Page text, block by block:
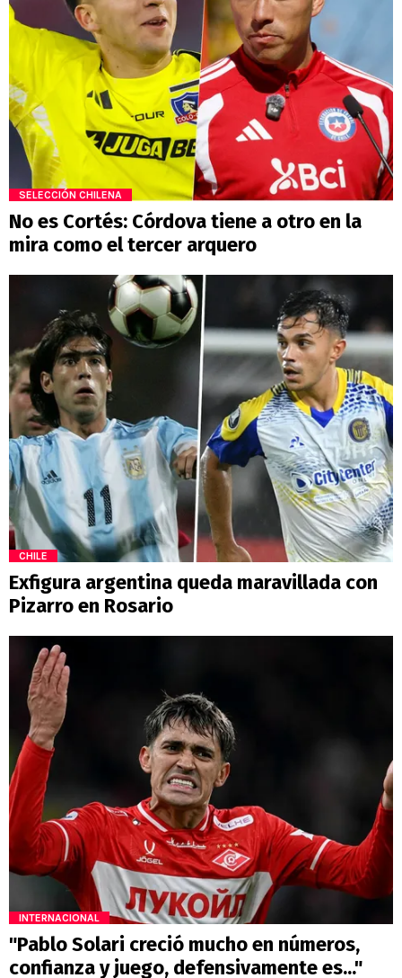
SELECCIÓN CHILENA
No es Cortés: Córdova tiene a otro en la
mira como el tercer arquero
CHILE
Exfigura argentina queda maravillada con
Pizarro en Rosario
INTERNACIONAL
"Pablo Solari creció mucho en números,
confianza y juego, defensivamente es..."